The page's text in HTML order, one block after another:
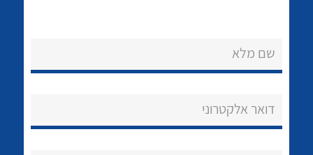
שאלות ותשובות
שם מלא
דואר אלקטרוני